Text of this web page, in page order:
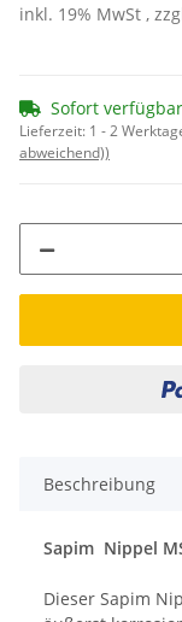
inkl. 19% MwSt ,
Sofort verfügbar
Lieferzeit: 1 - 2
abweichend))
Beschreibung
Sapim Nippel
Dieser Sapim